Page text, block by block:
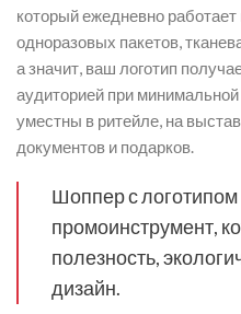
который ежедневно
одноразовых пакетов,
а значит, ваш логотип
аудиторией при
уместны в ритейле, на
документов и подарков.
Шоппер с
промоинструмент,
полезность,
дизайн.